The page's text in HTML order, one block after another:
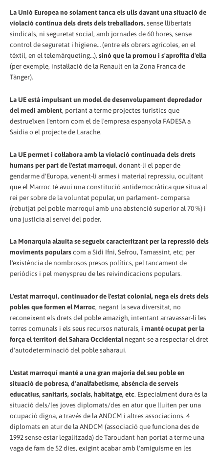
La Unió Europea no solament tanca els ulls davant una situació de
violació contínua dels drets dels treballadors, sense llibertats
sindicals, ni seguretat social, amb jornades de 60 hores, sense
control de seguretat i higiene… (entre els obrers agrícoles, en el
tèxtil, en el telemàrqueting…), sinó que la promou i s'aprofita d'ella
(per exemple, instal·lació de la Renault en la Zona Franca de
Tànger).
La UE està impulsant un model de desenvolupament depredador
del medi ambient, portant a terme projectes turístics que
destrueïxen l'entorn com el de l'empresa espanyola FADESA a
Saidia o el projecte de Larache.
La UE permet i col·labora amb la violació continuada dels drets
humans per part de l'estat marroquí, donant-li el paper de
gendarme d'Europa, venent-li armes i material repressiu, ocultant
que el Marroc té avui una constitució antidemocràtica que situa al
rei per sobre de la voluntat popular, un parlament- comparsa
(rebutjat pel poble marroquí amb una abstenció superior al 70 %) i
una justícia al servei del poder.
La Monarquia alauita se segueix caracteritzant per la repressió dels
moviments popularscom a Sidi Ifni, Sefrou, Tamassint, etc; per
l'existència de nombrosos presos polítics, pel tancament de
periòdics i pel menyspreu de les reivindicacions populars.
L'estat marroquí, continuador de l'estat colonial, nega els drets dels
pobles que formen el Marroc, negant la seva diversitat, no
reconeixent els drets del poble amazigh, intentant arravassar-li les
terres comunals i els seus recursos naturals, i manté ocupat per la
força el territori del Sahara Occidentalnegant-se a respectar el dret
d'autodeterminació del poble saharaui.
L'estat marroquí manté a una gran majoria del seu poble en
situació de pobresa, d'analfabetisme, absència de serveis
educatius, sanitaris, socials, habitatge, etc. Especialment dura és la
situació dels/les joves diplomats/des en atur que lluiten per una
ocupació digna, a través de la ANDCM i altres associacions. 4
diplomats en atur de la ANDCM (associació que funciona des de
1992 sense estar legalitzada) de Taroudant han portat a terme una
vaga de fam de 52 dies, exigint acabar amb l'amiguisme en les